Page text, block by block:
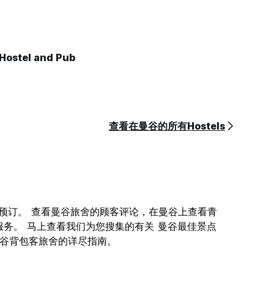
and Pub
查看在曼谷的所有Hostels
。 查看曼谷旅舍的顾客评论，在曼谷上查看青
。 马上查看我们为您搜集的有关 曼谷最佳景点
包客旅舍的详尽指南。